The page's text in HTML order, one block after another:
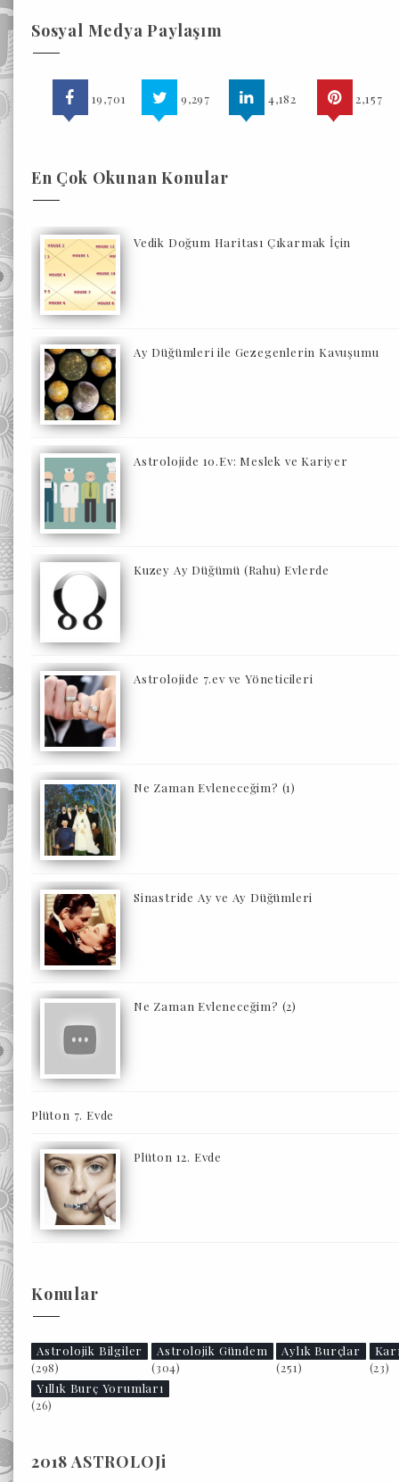
Sosyal Medya Paylaşım
19,701 9,297 4,182 2,157
En Çok Okunan Konular
Vedik Doğum Haritası Çıkarmak İçin
Ay Düğümleri ile Gezegenlerin Kavuşumu
Astrolojide 10.Ev: Meslek ve Kariyer
Kuzey Ay Düğümü (Rahu) Evlerde
Astrolojide 7.ev ve Yöneticileri
Ne Zaman Evleneceğim? (1)
Sinastride Ay ve Ay Düğümleri
Ne Zaman Evleneceğim? (2)
Plüton 7. Evde
Plüton 12. Evde
Konular
Astrolojik Bilgiler
(298)
Astrolojik Gündem
(304)
Aylık Burçlar
(251)
(23)
Yıllık Burç Yorumları
(26)
2018 ASTROLOJi